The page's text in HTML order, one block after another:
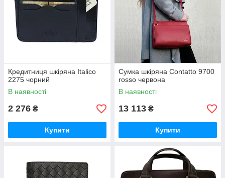
Кредитниця шкіряна Italico
2275 чорний
В наявності
2 276 ₴
Купити
Сумка шкіряна Contatto 9700
rosso червона
В наявності
13 113 ₴
Купити